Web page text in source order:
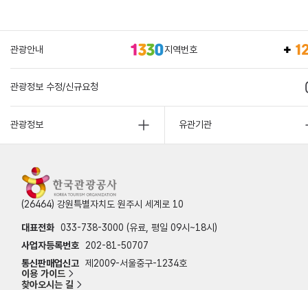
관광안내 지역번호
관광정보 수정/신규요청
관광정보 유관기관
(26464) 강원특별자치도 원주시 세계로 10
대표전화 033-738-3000 (유료, 평일 09시~18시)
사업자등록번호
202-81-50707
통신판매업신고 제2009-서울중구-1234호
이용 가이드
찾아오시는 길